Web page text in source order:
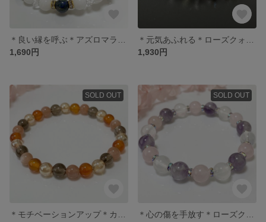
1,690円
1,930円
SOLD OUT SOLD OUT